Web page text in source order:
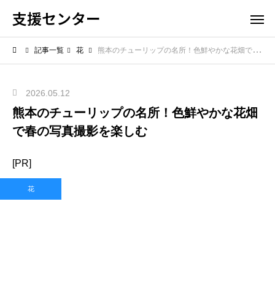
支援センター
記事一覧 花 熊本のチューリップの名所！色鮮やかな花畑で春の写真撮影を楽しむ
2026.05.12
熊本のチューリップの名所！色鮮やかな花畑
で春の写真撮影を楽しむ
[PR]
花